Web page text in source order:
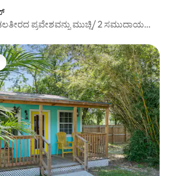
ಪ್ರವೇಶವನ್ನು ಮುಚ್ಚಿ/ 2 ಸಮುದಾಯ